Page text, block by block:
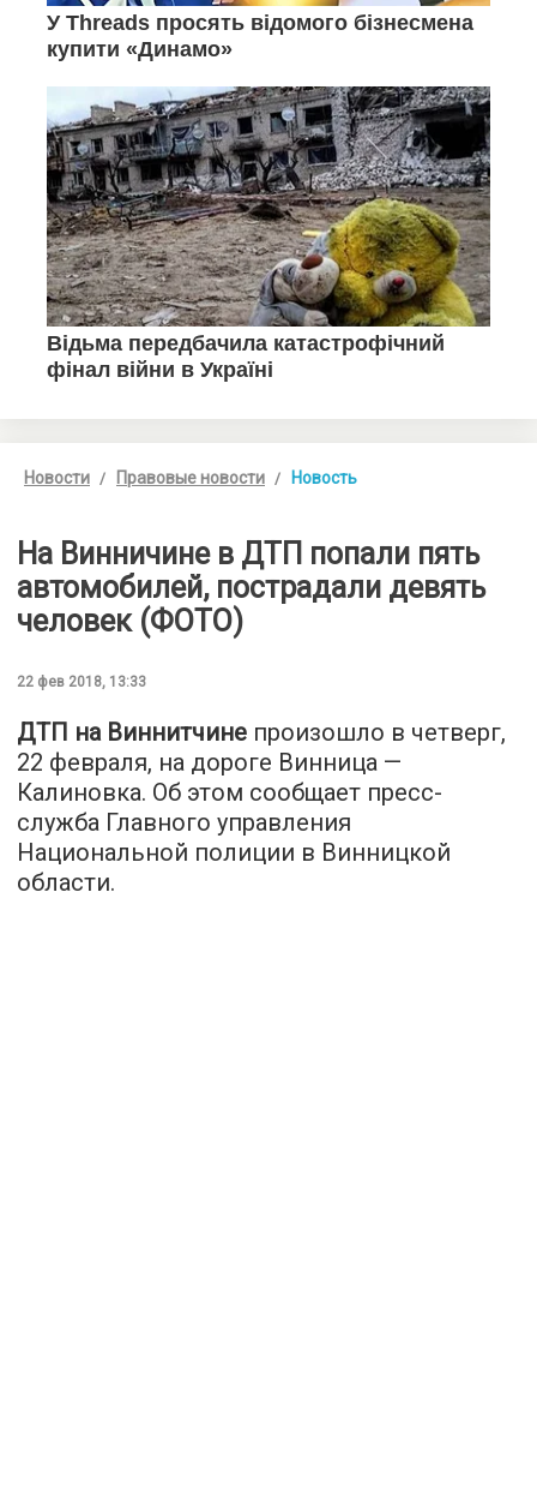
Новости Правовые новости Новость
На Винничине в ДТП попали пять
автомобилей, пострадали девять
человек (ФОТО)
22 фев 2018, 13:33
ДТП на Виннитчине произошло в четверг,
22 февраля, на дороге Винница —
Калиновка. Об этом сообщает пресс-
служба Главного управления
Национальной полиции в Винницкой
области.